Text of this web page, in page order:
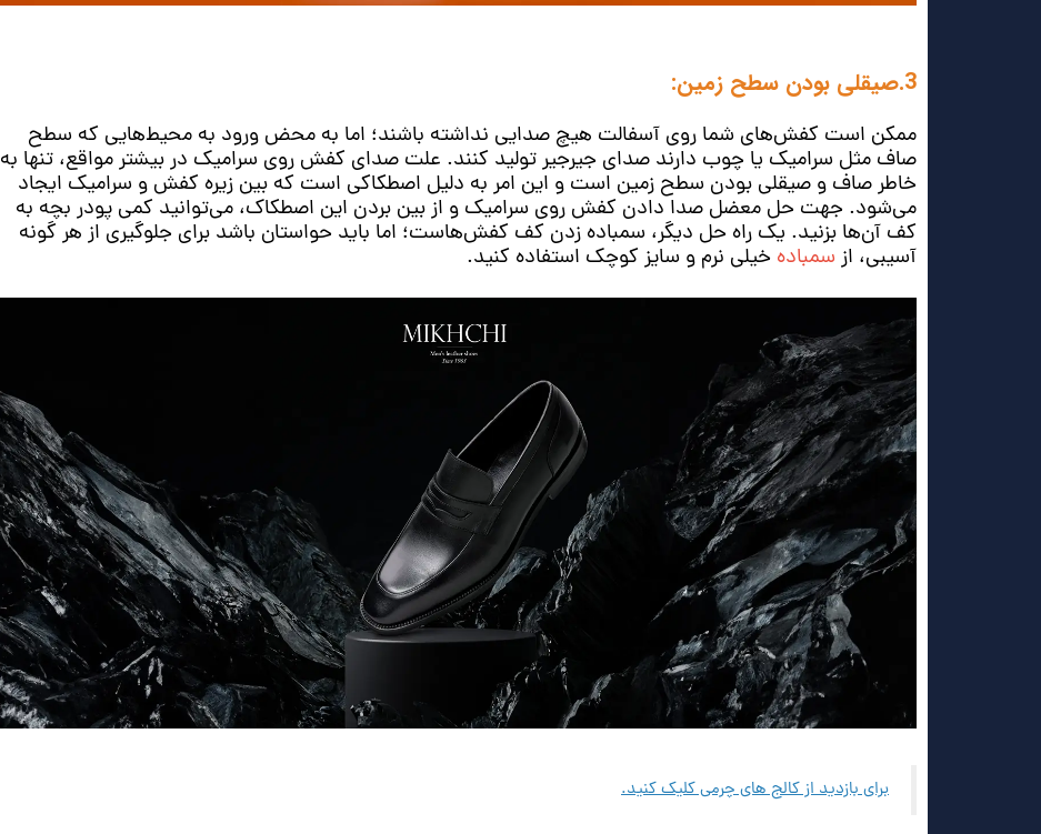
3.صیقلی بودن سطح زمین:
ممکن است کفش‌های شما روی آسفالت هیچ صدایی نداشته باشند؛ اما به محض ورود به محیط‌هایی که سطح
صاف مثل سرامیک یا چوب دارند صدای جیرجیر تولید کنند. علت صدای کفش روی سرامیک در بیشتر مواقع، تنها به
خاطر صاف و صیقلی بودن سطح زمین است و این امر به دلیل اصطکاکی است که بین زیره کفش و سرامیک ایجاد
می‌شود. جهت حل معضل صدا دادن کفش روی سرامیک و از بین بردن این اصطکاک، می‌توانید کمی پودر بچه به
کف آن‌ها بزنید. یک راه حل دیگر، سمباده زدن کف کفش‌هاست؛ اما باید حواستان باشد برای جلوگیری از هر گونه
آسیبی، از سمباده خیلی نرم و سایز کوچک استفاده کنید.
برای بازدید از کالج های چرمی کلیک کنید.